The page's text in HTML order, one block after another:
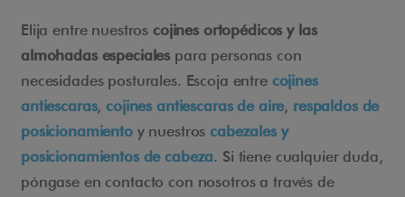
Elija entre nuestros cojines ortopédicos y las
almohadas especiales para personas con
necesidades posturales. Escoja entre cojines
antiescaras,cojines antiescaras de aire, respaldos de
posicionamientoy nuestroscabezales y
posicionamientos de cabeza. Si tiene cualquier duda,
póngase en contacto con nosotros a través de